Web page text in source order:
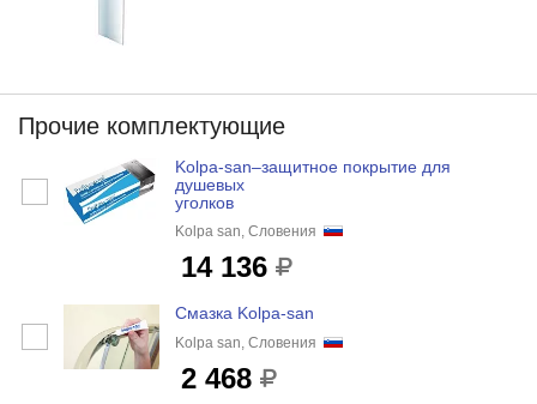
Прочие комплектующие
Kolpa-san–защитное покрытие для
душевых
уголков
Kolpa san, Словения
14 136
Смазка Kolpa-san
Kolpa san, Словения
2 468